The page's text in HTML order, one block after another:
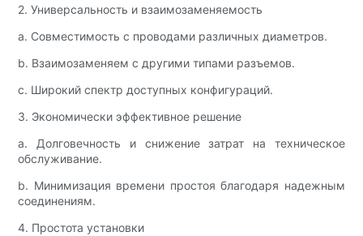
2. Универсальность и взаимозаменяемость
а. Совместимость с проводами различных диаметров.
b. Взаимозаменяем с другими типами разъемов.
c. Широкий спектр доступных конфигураций.
3. Экономически эффективное решение
а. Долговечность и снижение затрат на техническое
обслуживание.
b. Минимизация времени простоя благодаря надежным
соединениям.
4. Простота установки